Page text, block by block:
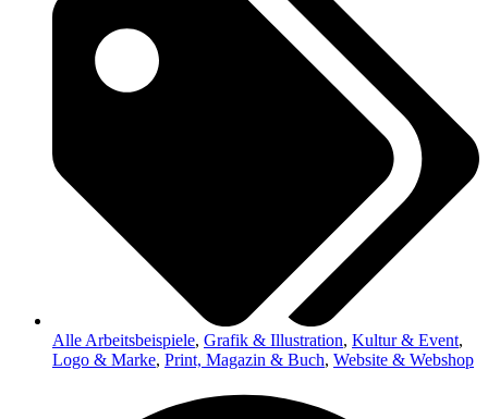
Alle Arbeitsbeispiele, Grafik & Illustration, Kultur & Event,
Logo & Marke, Print, Magazin & Buch, Website & Webshop